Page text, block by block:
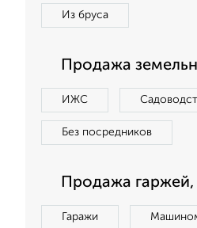
Из бруса
Продажа
ИЖС
Без посредников
Продажа
Гаражи